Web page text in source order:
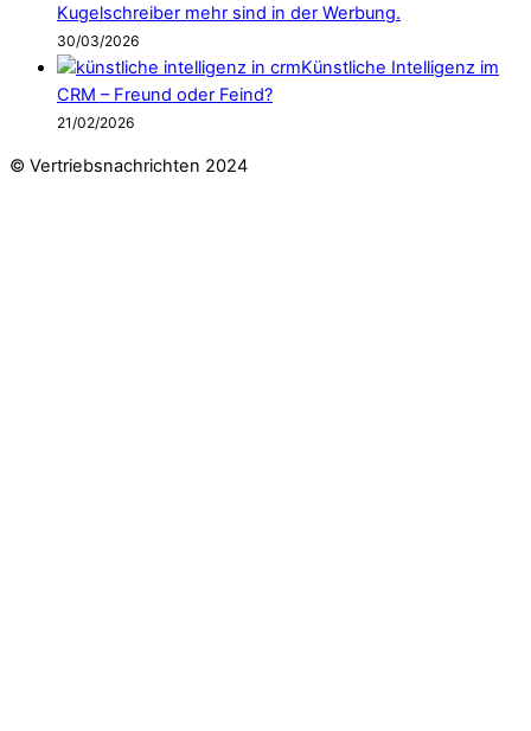
Kugelschreiber mehr sind in der Werbung.
30/03/2026
Künstliche Intelligenz im
CRM – Freund oder Feind?
21/02/2026
© Vertriebsnachrichten 2024